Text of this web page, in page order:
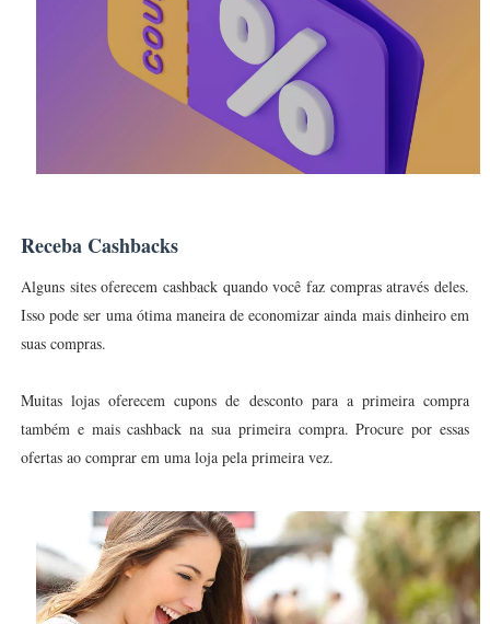
Receba Cashbacks
Alguns sites oferecem cashback quando você faz compras através deles.
Isso pode ser uma ótima maneira de economizar ainda mais dinheiro em
suas compras.
Muitas lojas oferecem cupons de desconto para a primeira compra
também e mais cashback na sua primeira compra. Procure por essas
ofertas ao comprar em uma loja pela primeira vez.